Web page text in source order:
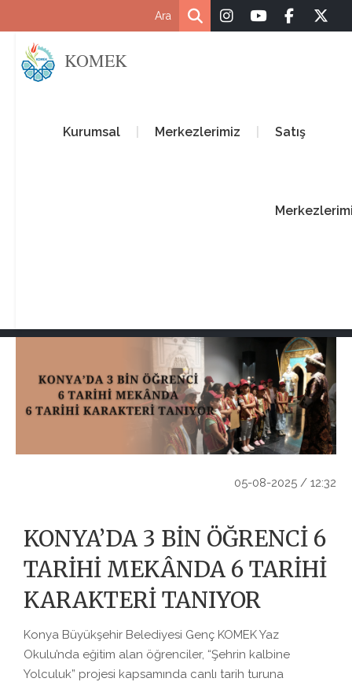
KOMEK
Kurumsal Merkezlerimiz Satış
05-08-2025 / 12:32
KONYA’DA 3 BİN ÖĞRENCİ 6
TARİHİ MEKÂNDA 6 TARİHİ
KARAKTERİ TANIYOR
Konya Büyükşehir Belediyesi Genç KOMEK Yaz
Okulu’nda eğitim alan öğrenciler, “Şehrin kalbine
Yolculuk” projesi kapsamında canlı tarih turuna